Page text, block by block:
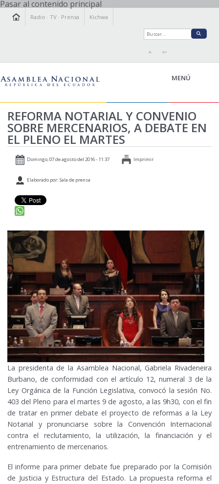
Pasar al contenido principal
Radio ·TV · Prensa Kichwa
A- A+
MENÚ
LA ASAMBLEA
LEGISLAMOS
FISCALIZAMOS
PRENSA
PARTICIPACIÓN
RELACIONES INTERNACIONALES
AGENDA
REFORMA NOTARIAL Y CONVENIO
SOBRE MERCENARIOS, A DEBATE EN
EL PLENO EL MARTES
Domingo, 07 de agosto del 2016 - 11:37 Imprimir
Elaborado por: Sala de prensa
La presidenta de la Asamblea Nacional, Gabriela Rivadeneira
Burbano, de conformidad con el artículo 12, numeral 3 de la
Ley Orgánica de la Función Legislativa, convocó la sesión No.
403 del Pleno para el martes 9 de agosto, a las 9h30, con el fin
de tratar en primer debate el proyecto de reformas a la Ley
Notarial y pronunciarse sobre la Convención Internacional
contra el reclutamiento, la utilización, la financiación y el
entrenamiento de mercenarios.
El informe para primer debate fue preparado por la Comisión
de Justicia y Estructura del Estado. La propuesta reforma el